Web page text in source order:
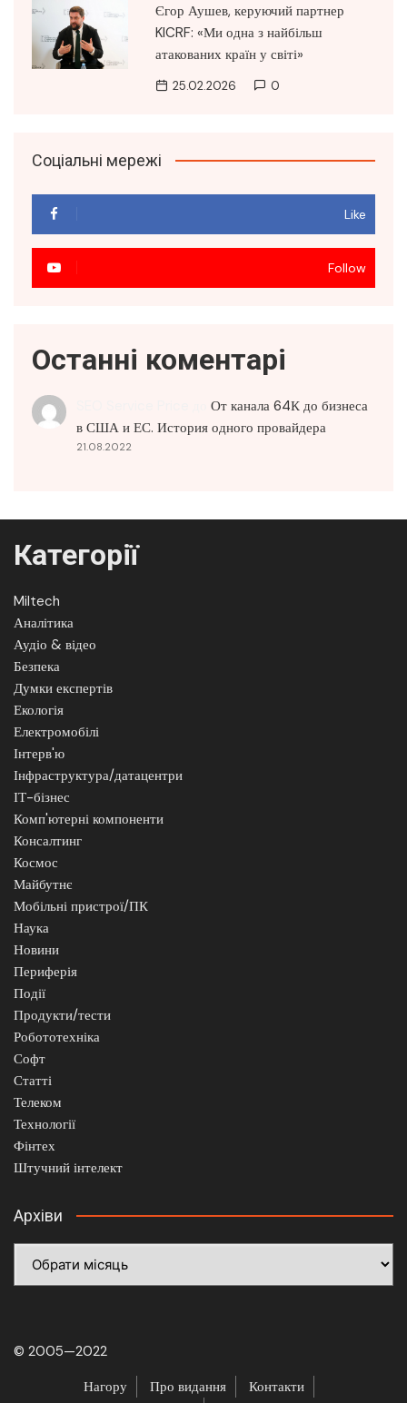
Єгор Аушев, керуючий партнер
KICRF: «Ми одна з найбільш
атакованих країн у світі»
25.02.2026 0
Соціальні мережі
Like
Follow
Останні коментарі
От канала 64К до бизнеса
в США и ЕС. История одного провайдера
21.08.2022
Категорії
Miltech
Аналітика
Аудіо & відео
Безпека
Думки експертів
Екологія
Електромобілі
Інтерв'ю
Інфраструктура/датацентри
ІТ-бізнес
Комп'ютерні компоненти
Консалтинг
Космос
Майбутнє
Мобільні пристрої/ПК
Наука
Новини
Периферія
Події
Продукти/тести
Робототехніка
Софт
Статті
Телеком
Технології
Фінтех
Штучний інтелект
Архіви
© 2005—2022
Нагору
Про видання
Контакти